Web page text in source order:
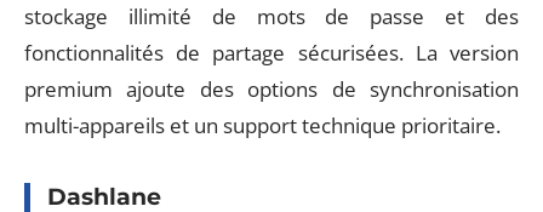
stockage illimité de mots de passe et des
fonctionnalités de partage sécurisées. La version
premium ajoute des options de synchronisation
multi-appareils et un support technique prioritaire.
Dashlane